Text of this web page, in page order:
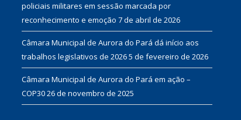
policiais militares em sessão marcada por
reconhecimento e emoção 7 de abril de 2026
Câmara Municipal de Aurora do Pará dá início aos
trabalhos legislativos de 20265 de fevereiro de 2026
Câmara Municipal de Aurora do Pará em ação –
COP3026 de novembro de 2025